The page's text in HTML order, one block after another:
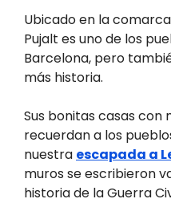
Ubicado en la
Pujalt es uno de los
Barcelona, pero
más historia.
Sus bonitas casas con
recuerdan a los
nuestra escapada a
muros se escribieron
historia de la Guerra